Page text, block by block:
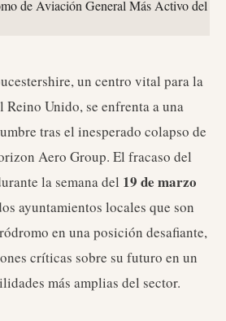
un centro vital para la
Reino Unido, se enfrenta a una
tras el inesperado colapso de
Aero Group. El fracaso del
la semana del 19 de marzo
ayuntamientos locales que son
en una posición desafiante,
críticas sobre su futuro en un
más amplias del sector.